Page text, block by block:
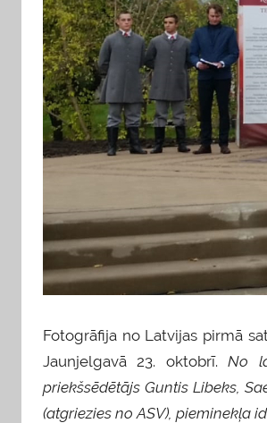
Fotogrāfija no Latvijas pirmā
Jaunjelgavā 23. oktobrī.No
priekšsēdētājs Guntis Libeks,
(atgriezies no ASV), pieminekļa